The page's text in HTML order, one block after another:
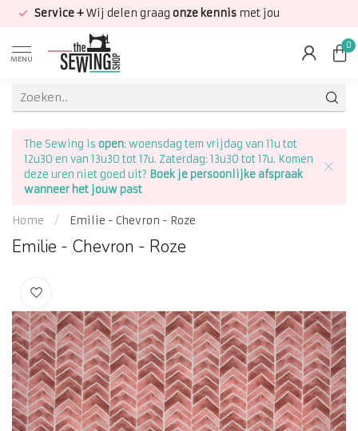
Service +Wij delen graag onze kennis met jou
MENU
0
The Sewing is open: woensdag tem vrijdag van 11u tot
12u30 en van 13u30 tot 17u. Zaterdag: 13u30 tot 17u. Komen
deze uren niet goed uit? Boek je persoonlijke afspraak
wanneer het jouw past
Home / Emilie - Chevron - Roze
Emilie - Chevron - Roze